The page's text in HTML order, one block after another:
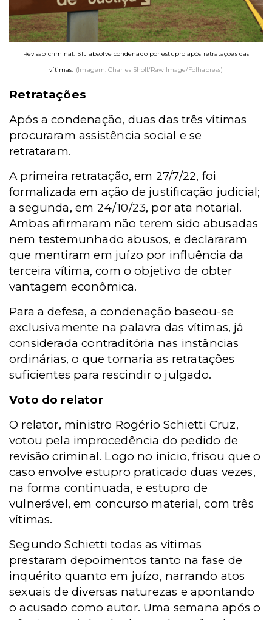
Revisão criminal: STJ absolve condenado por estupro após retratações das
vítimas. (Imagem: Charles Sholl/Raw Image/Folhapress)
Retratações
Após a condenação, duas das três vítimas
procuraram assistência social e se
retrataram.
A primeira retratação, em 27/7/22, foi
formalizada em ação de justificação judicial;
a segunda, em 24/10/23, por ata notarial.
Ambas afirmaram não terem sido abusadas
nem testemunhado abusos, e declararam
que mentiram em juízo por influência da
terceira vítima, com o objetivo de obter
vantagem econômica.
Para a defesa, a condenação baseou-se
exclusivamente na palavra das vítimas, já
considerada contraditória nas instâncias
ordinárias, o que tornaria as retratações
suficientes para rescindir o julgado.
Voto do relator
O relator, ministro Rogério Schietti Cruz,
votou pela improcedência do pedido de
revisão criminal. Logo no início, frisou que o
caso envolve estupro praticado duas vezes,
na forma continuada, e estupro de
vulnerável, em concurso material, com três
vítimas.
Segundo Schietti todas as vítimas
prestaram depoimentos tanto na fase de
inquérito quanto em juízo, narrando atos
sexuais de diversas naturezas e apontando
o acusado como autor. Uma semana após o